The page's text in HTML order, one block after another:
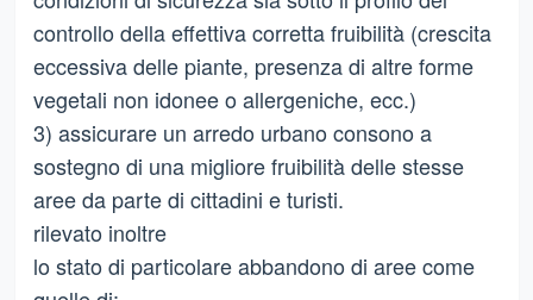
controllo della effettiva corretta fruibilità (crescita
eccessiva delle piante, presenza di altre forme
vegetali non idonee o allergeniche, ecc.)
3) assicurare un arredo urbano consono a
sostegno di una migliore fruibilità delle stesse
aree da parte di cittadini e turisti.
rilevato inoltre
lo stato di particolare abbandono di aree come